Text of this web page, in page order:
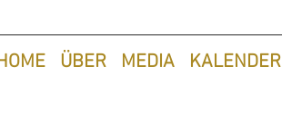
ÜBER MEDIA KALENDER